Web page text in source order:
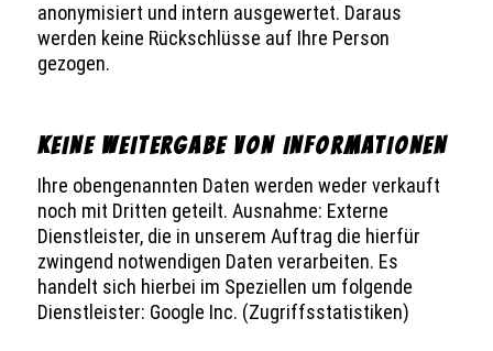
anonymisiert und intern ausgewertet. Daraus
werden keine Rückschlüsse auf Ihre Person
gezogen.
KEINE WEITERGABE VON INFORMATIONEN
Ihre obengenannten Daten werden weder verkauft
noch mit Dritten geteilt. Ausnahme: Externe
Dienstleister, die in unserem Auftrag die hierfür
zwingend notwendigen Daten verarbeiten. Es
handelt sich hierbei im Speziellen um folgende
Dienstleister: Google Inc. (Zugriffsstatistiken)